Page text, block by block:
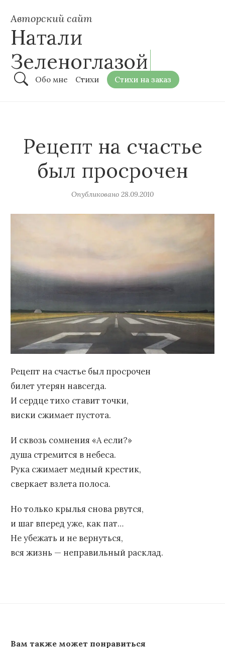
Авторский сайт
Натали
Зеленоглазой
Обо мне Стихи Стихи на заказ
Рецепт на счастье
был просрочен
Опубликовано 28.09.2010
Рецепт на счастье был просрочен
билет утерян навсегда.
И сердце тихо ставит точки,
виски сжимает пустота.
И сквозь сомнения «А если?»
душа стремится в небеса.
Рука сжимает медный крестик,
сверкает взлета полоса.
Но только крылья снова рвутся,
и шаг вперед уже, как пат…
Не убежать и не вернуться,
вся жизнь — неправильный расклад.
Вам также может понравиться